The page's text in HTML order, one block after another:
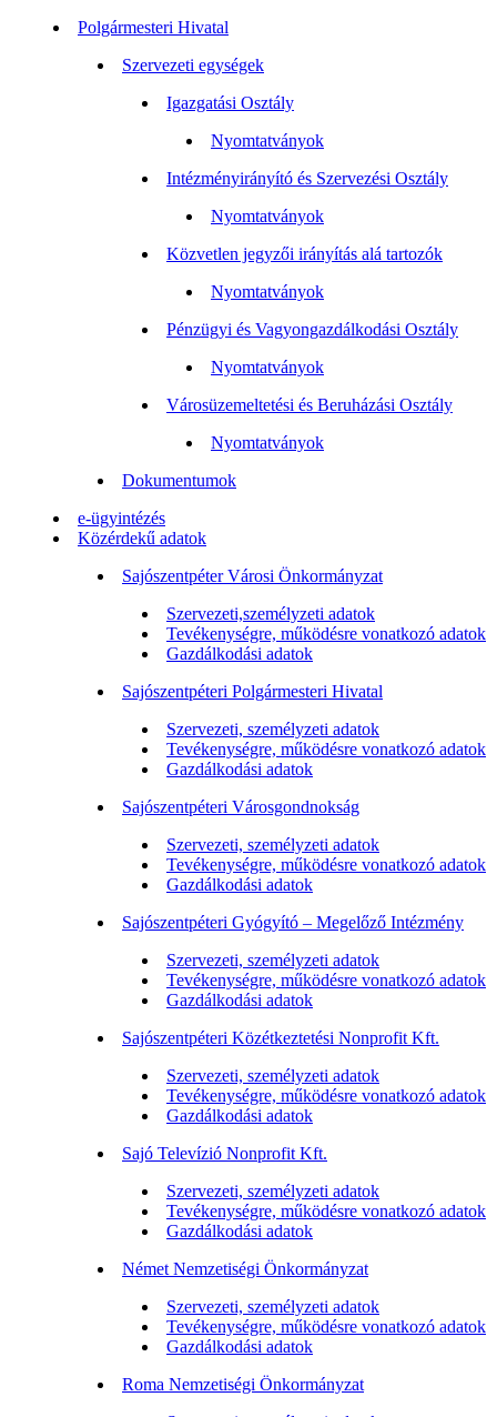
Polgármesteri Hivatal
Szervezeti egységek
Igazgatási Osztály
Nyomtatványok
Intézményirányító és Szervezési Osztály
Nyomtatványok
Közvetlen jegyzői irányítás alá tartozók
Nyomtatványok
Pénzügyi és Vagyongazdálkodási Osztály
Nyomtatványok
Városüzemeltetési és Beruházási Osztály
Nyomtatványok
Dokumentumok
e-ügyintézés
Közérdekű adatok
Sajószentpéter Városi Önkormányzat
Szervezeti,személyzeti adatok
Tevékenységre, működésre vonatkozó adatok
Gazdálkodási adatok
Sajószentpéteri Polgármesteri Hivatal
Szervezeti, személyzeti adatok
Tevékenységre, működésre vonatkozó adatok
Gazdálkodási adatok
Sajószentpéteri Városgondnokság
Szervezeti, személyzeti adatok
Tevékenységre, működésre vonatkozó adatok
Gazdálkodási adatok
Sajószentpéteri Gyógyító – Megelőző Intézmény
Szervezeti, személyzeti adatok
Tevékenységre, működésre vonatkozó adatok
Gazdálkodási adatok
Sajószentpéteri Közétkeztetési Nonprofit Kft.
Szervezeti, személyzeti adatok
Tevékenységre, működésre vonatkozó adatok
Gazdálkodási adatok
Sajó Televízió Nonprofit Kft.
Szervezeti, személyzeti adatok
Tevékenységre, működésre vonatkozó adatok
Gazdálkodási adatok
Német Nemzetiségi Önkormányzat
Szervezeti, személyzeti adatok
Tevékenységre, működésre vonatkozó adatok
Gazdálkodási adatok
Roma Nemzetiségi Önkormányzat